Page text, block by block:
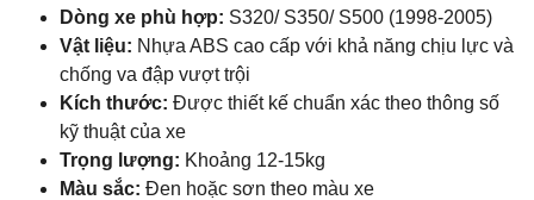
Dòng xe phù hợp: S320/ S350/ S500 (1998-2005)
Vật liệu: Nhựa ABS cao cấp với khả năng chịu lực và
chống va đập vượt trội
Kích thước: Được thiết kế chuẩn xác theo thông số
kỹ thuật của xe
Trọng lượng: Khoảng 12-15kg
Màu sắc: Đen hoặc sơn theo màu xe